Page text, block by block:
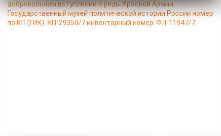
добровольном вступлении в ряды Красной Армии.
Государственный музей политической истории России номер
по КП (ГИК): КП-29350/7 инвентарный номер: Ф.II-11947/7.